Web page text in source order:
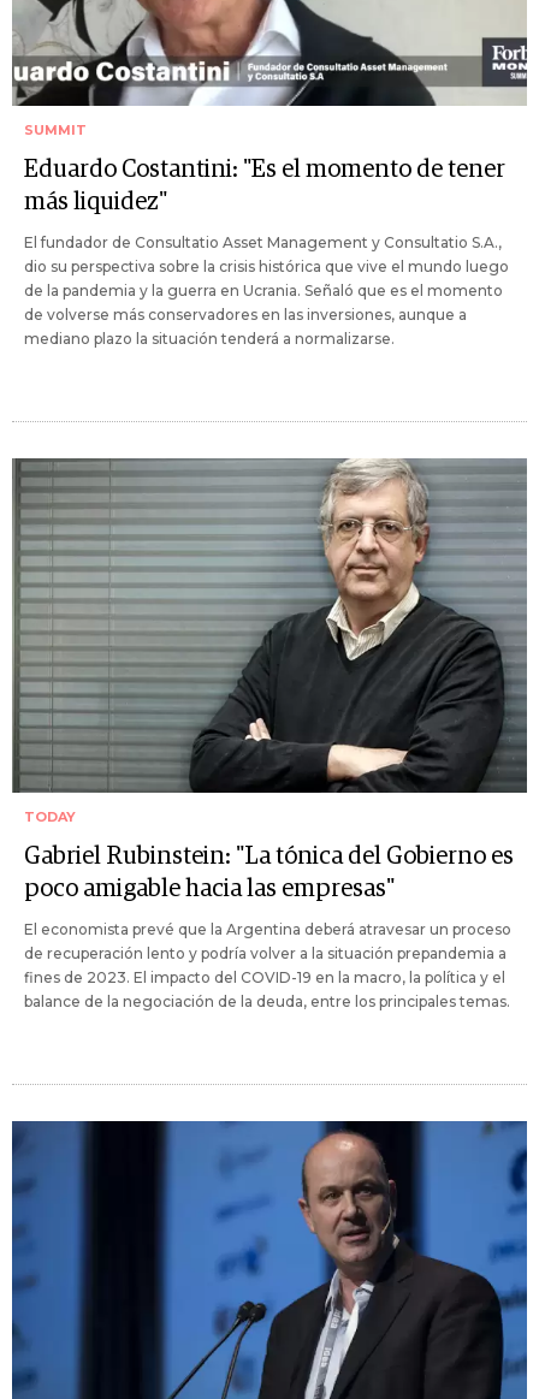
SUMMIT
Eduardo Costantini: "Es el momento de tener
más liquidez"
El fundador de Consultatio Asset Management y Consultatio S.A.,
dio su perspectiva sobre la crisis histórica que vive el mundo luego
de la pandemia y la guerra en Ucrania. Señaló que es el momento
de volverse más conservadores en las inversiones, aunque a
mediano plazo la situación tenderá a normalizarse.
TODAY
Gabriel Rubinstein: "La tónica del Gobierno es
poco amigable hacia las empresas"
El economista prevé que la Argentina deberá atravesar un proceso
de recuperación lento y podría volver a la situación prepandemia a
fines de 2023. El impacto del COVID-19 en la macro, la política y el
balance de la negociación de la deuda, entre los principales temas.